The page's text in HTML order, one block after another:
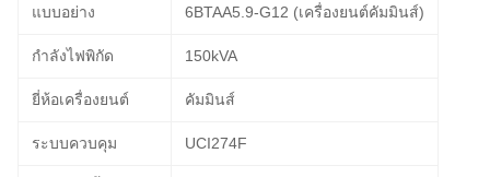
แบบอย่าง 6BTAA5.9-G12 (เครื่องยนต์คัมมินส์)
กำลังไฟพิกัด 150kVA
ยี่ห้อเครื่องยนต์ คัมมินส์
ระบบควบคุม UCI274F